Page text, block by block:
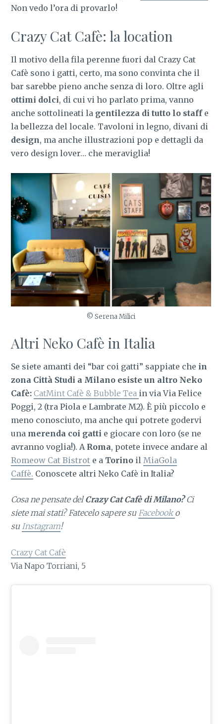
Non vedo l’ora di provarlo!
Crazy Cat Cafè: la location
Il motivo della fila perenne fuori dal Crazy Cat
Cafè sono i gatti, certo, ma sono convinta che il
bar sarebbe pieno anche senza di loro. Oltre agli
ottimi dolci, di cui vi ho parlato prima, vanno
anche sottolineati la gentilezza di tutto lo staffe
la bellezza del locale. Tavoloni in legno, divani di
design, ma anche illustrazioni pop e dettagli da
vero design lover… che meraviglia!
© Serena Milici
Altri Neko Cafè in Italia
Se siete amanti dei “bar coi gatti” sappiate che in
zona Città Studi a Milano esiste un altro Neko
Cafè:CatMint Cafè & Bubble Tea in viaVia Felice
Poggi, 2 (tra Piola e Lambrate M2). È più piccolo e
meno conosciuto, ma anche qui potrete godervi
una merenda coi gatti e giocare con loro (se ne
avranno voglia!). A Roma, potete invece andare al
Romeow Cat Bistrot e a Torino il MiaGola
Caffè. Conoscete altri Neko Cafè in Italia?
Cosa ne pensate del Crazy Cat Cafè di Milano?Ci
siete mai stati? Fatecelo sapere su Facebooko
suInstagram!
Crazy Cat Cafè
Via Napo Torriani, 5